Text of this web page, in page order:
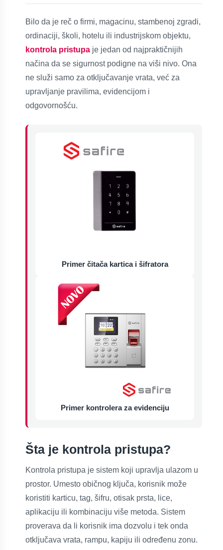
Bilo da je reč o firmi, magacinu, stambenoj zgradi,
ordinaciji, školi, hotelu ili industrijskom objektu,
kontrola pristupa je jedan od najpraktičnijih
načina da se sigurnost podigne na viši nivo. Ona
ne služi samo za otključavanje vrata, već za
upravljanje pravilima, evidencijom i
odgovornošću.
Primer čitača kartica i šifratora
Primer kontrolera za evidenciju
Šta je kontrola pristupa?
Kontrola pristupa je sistem koji upravlja ulazom u
prostor. Umesto običnog ključa, korisnik može
koristiti karticu, tag, šifru, otisak prsta, lice,
aplikaciju ili kombinaciju više metoda. Sistem
proverava da li korisnik ima dozvolu i tek onda
otključava vrata, rampu, kapiju ili određenu zonu.